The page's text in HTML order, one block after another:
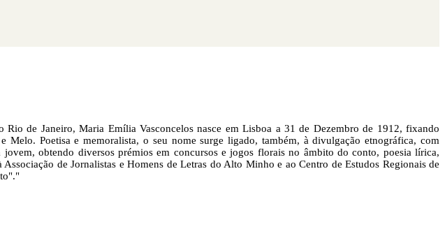
de Janeiro, Maria Emília Vasconcelos nasce em Lisboa a 31 de Dezembro de 1912, fixando
Poetisa e memoralista, o seu nome surge ligado, também, à divulgação etnográfica, com
obtendo diversos prémios em concursos e jogos florais no âmbito do conto, poesia lírica,
de Jornalistas e Homens de Letras do Alto Minho e ao Centro de Estudos Regionais de